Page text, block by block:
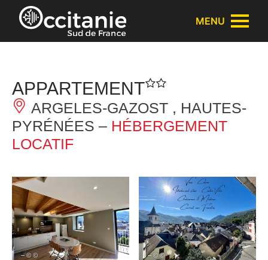
Panneau de gestion des cookies
MENU
APPARTEMENT
ARGELES-GAZOST , HAUTES-
PYRÉNÉES – HÉBERGEMENT
LOCATIF
– © © – © ©